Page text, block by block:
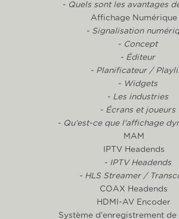
- Quels sont les avantages
Affichage Numérique
- Signalisation
- Concept
- Éditeur
- Planificateur /
- Widgets
- Les industries
- Écrans et joueurs
- Qu'est-ce que l'affichage
MAM
IPTV Headends
- IPTV Headends
- HLS Streamer /
COAX Headends
HDMI-AV Encoder
Système d'enregistrement de